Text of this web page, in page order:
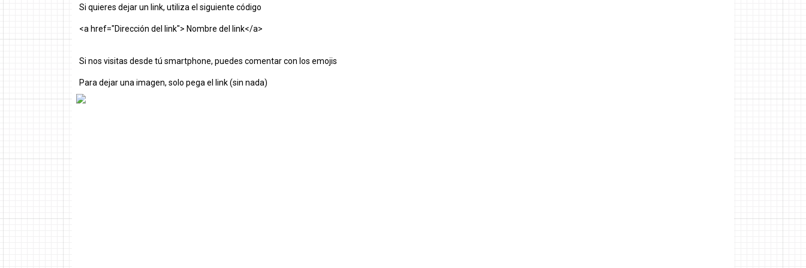
Si quieres dejar un link, utiliza el siguiente código
<a href="Dirección del link"> Nombre del link</a>
Si nos visitas desde tú smartphone, puedes comentar con los emojis
Para dejar una imagen, solo pega el link (sin nada)